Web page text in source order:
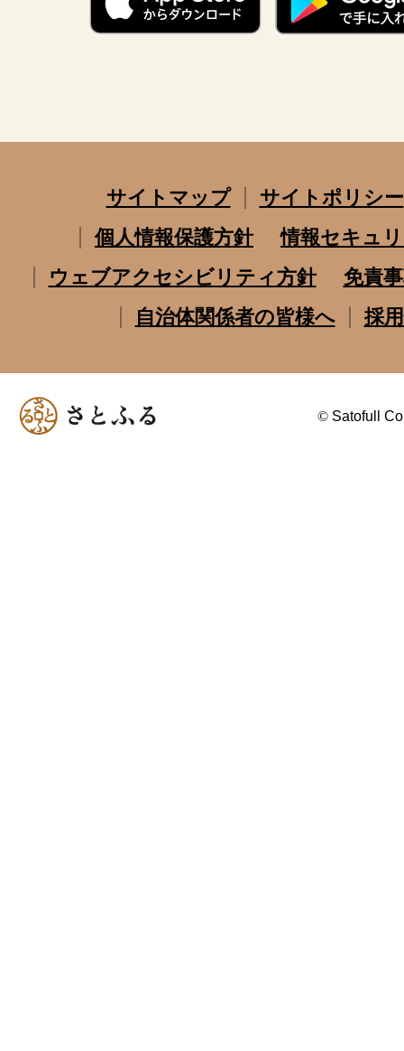
サイトマップ
サイトポリシー
個人情報保護方針
情報セキュ
ウェブアクセシビリティ方針
免責
自治体関係者の皆様へ
採
© Satofull